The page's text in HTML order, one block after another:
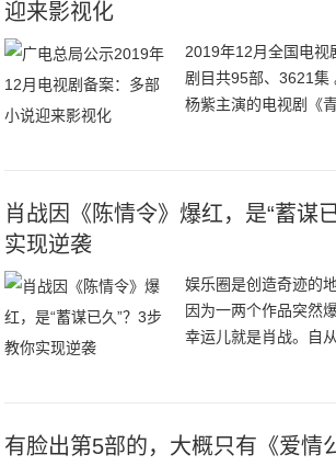
迎来影视化
2019年12月全国电视
剧目共95部、3621集
杨紫主演的电视剧《
部小说如《你也有今
肖战因《陈情令》爆红，是“蓄谋
实现逆袭
娱乐圈是创造奇迹的
因为一两个作品突然
幸运儿就是肖战。自
爆红后戏约不断，和
有脸出第5部的，大概只有《爱情